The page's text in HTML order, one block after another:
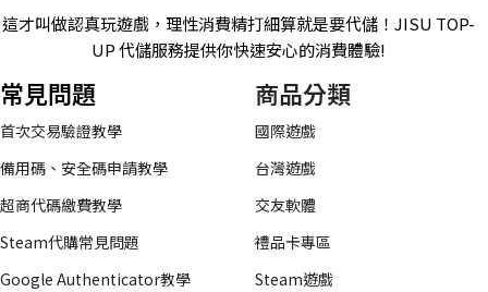
這才叫做認真玩遊戲，理性消費精打細算就是要代儲！JISU TOP-
UP 代儲服務提供你快速安心的消費體驗!
常見問題
首次交易驗證教學
備用碼、安全碼申請教學
超商代碼繳費教學
Steam代購常見問題
Google Authenticator教學
商品分類
國際遊戲
台灣遊戲
交友軟體
禮品卡專區
Steam遊戲